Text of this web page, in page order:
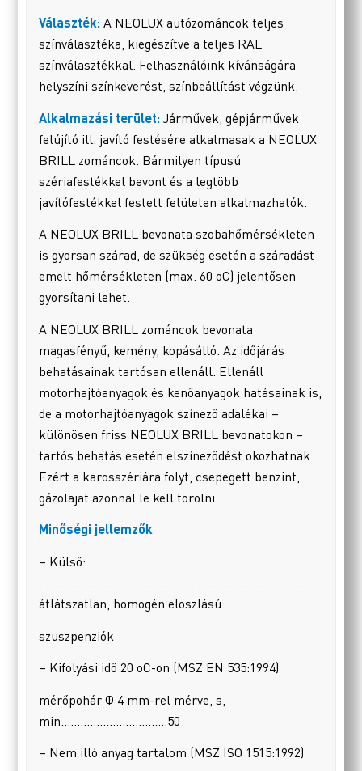
Választék: A NEOLUX autózománcok teljes
színválasztéka, kiegészítve a teljes RAL
színválasztékkal. Felhasználóink kívánságára
helyszíni színkeverést, színbeállítást végzünk.
Alkalmazási terület: Járművek, gépjárművek
felújító ill. javító festésére alkalmasak a NEOLUX
BRILL zománcok. Bármilyen típusú
szériafestékkel bevont és a legtöbb
javítófestékkel festett felületen alkalmazhatók.
A NEOLUX BRILL bevonata szobahőmérsékleten
is gyorsan szárad, de szükség esetén a száradást
emelt hőmérsékleten (max. 60 oC) jelentősen
gyorsítani lehet.
A NEOLUX BRILL zománcok bevonata
magasfényű, kemény, kopásálló. Az időjárás
behatásainak tartósan ellenáll. Ellenáll
motorhajtóanyagok és kenőanyagok hatásainak is,
de a motorhajtóanyagok színező adalékai –
különösen friss NEOLUX BRILL bevonatokon –
tartós behatás esetén elszíneződést okozhatnak.
Ezért a karosszériára folyt, csepegett benzint,
gázolajat azonnal le kell törölni.
Minőségi jellemzők
– Külső:
átlátszatlan, homogén eloszlású
szuszpenziók
– Kifolyási idő 20 oC-on (MSZ EN 535:1994)
mérőpohár Φ 4 mm-rel mérve, s,
min……………………………50
– Nem illó anyag tartalom (MSZ ISO 1515:1992)